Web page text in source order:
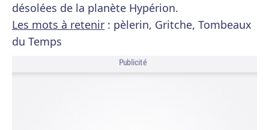
désolées de la planète Hypérion.
Les mots à retenir : pèlerin, Gritche, Tombeaux
du Temps
Publicité